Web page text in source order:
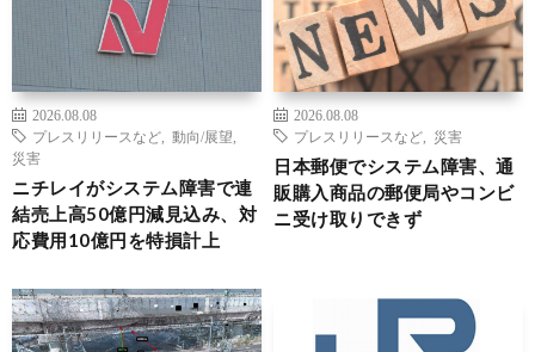
2026.08.08
プレスリリースなど
動向/展望
災害
ニチレイがシステム障害で連
結売上高50億円減見込み、対
応費用10億円を特損計上
2026.08.08
プレスリリースなど
災害
日本郵便でシステム障害、通
販購入商品の郵便局やコンビ
ニ受け取りできず